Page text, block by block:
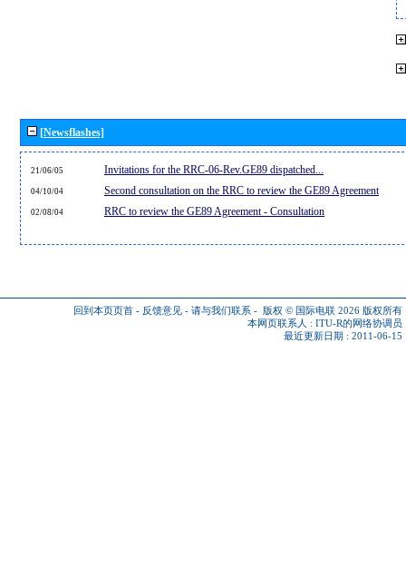
[Newsflashes]
21/06/05 Invitations for the RRC-06-Rev.GE89 dispatched...
04/10/04 Second consultation on the RRC to review the GE89 Agreement
02/08/04 RRC to review the GE89 Agreement - Consultation
回到本页页首 - 反馈意见 - 请与我们联系 - 版权 © 国际电联 2026 版权所有
本网页联系人 : ITU-R的网络协调员
最近更新日期 : 2011-06-15